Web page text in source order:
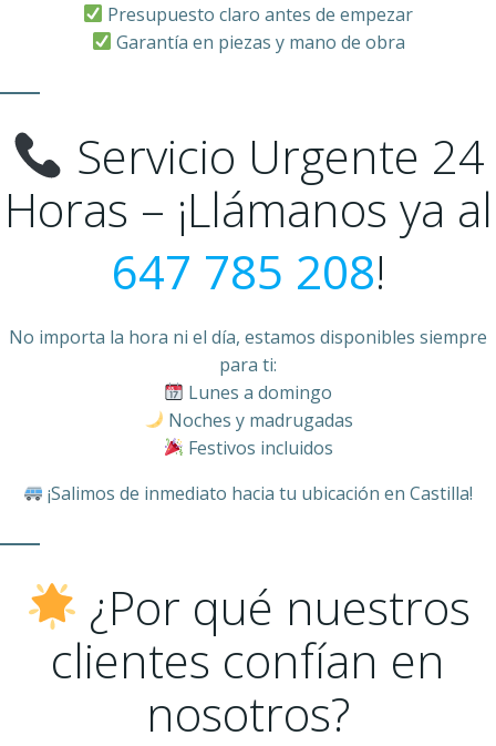
Presupuesto claro antes de empezar
Garantía en piezas y mano de obra
Servicio Urgente 24
Horas – ¡Llámanos ya al
647 785 208!
No importa la hora ni el día, estamos disponibles siempre
para ti:
Lunes a domingo
Noches y madrugadas
Festivos incluidos
¡Salimos de inmediato hacia tu ubicación en Castilla!
¿Por qué nuestros
clientes confían en
nosotros?